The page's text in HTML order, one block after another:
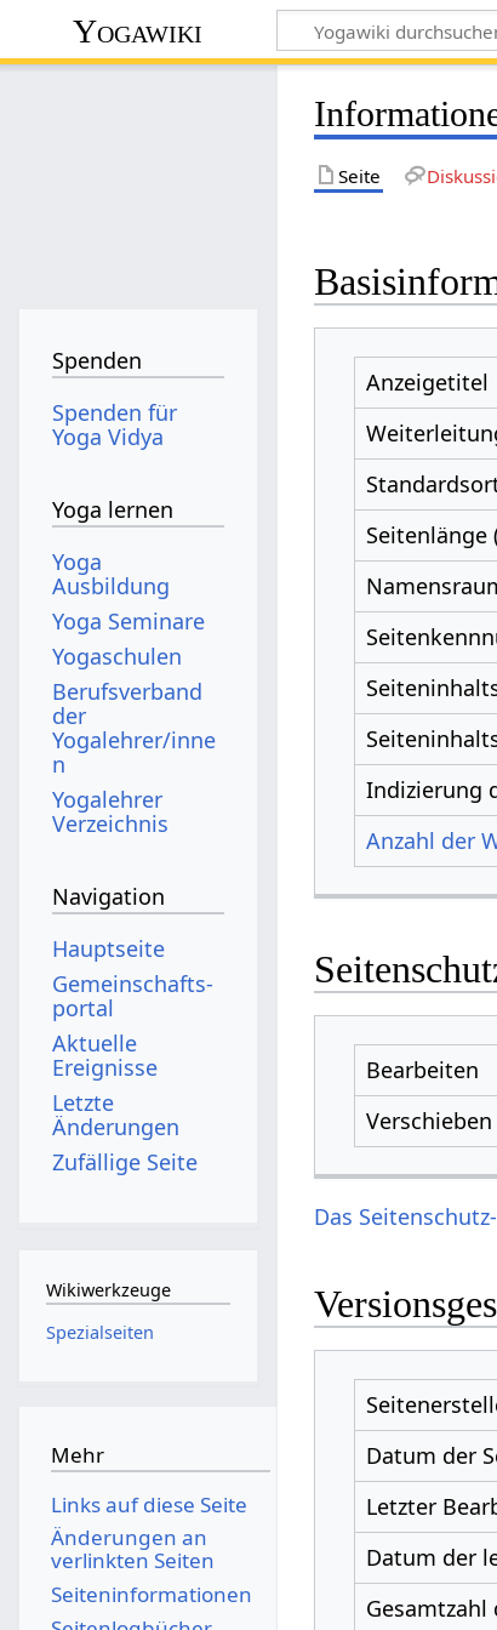
Yogawiki
Seite
Anzeigetitel
Seitenlänge
Indizierung
Anzahl der
Bearbeiten
Verschieben
Das
Datum der
Letzter
Datum der
Spenden
Spenden für
Yoga Vidya
Yoga lernen
Yoga
Ausbildung
Yoga Seminare
Yogaschulen
Berufsverband
der
Yogalehrer/inne
n
Yogalehrer
Verzeichnis
Navigation
Hauptseite
Gemeinschafts­
portal
Aktuelle
Ereignisse
Letzte
Änderungen
Zufällige Seite
Wikiwerkzeuge
Spezialseiten
Mehr
Links auf diese Seite
Änderungen an
verlinkten Seiten
Seiten­­informationen